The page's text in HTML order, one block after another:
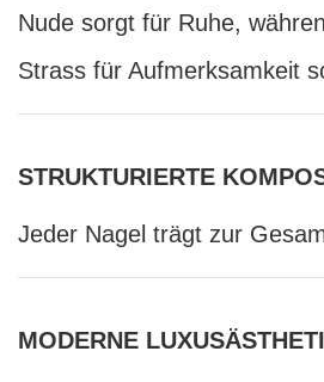
Nude sorgt für Ruhe,
Strass für Aufmerksamkeit
STRUKTURIERTE
Jeder Nagel trägt zur
MODERNE